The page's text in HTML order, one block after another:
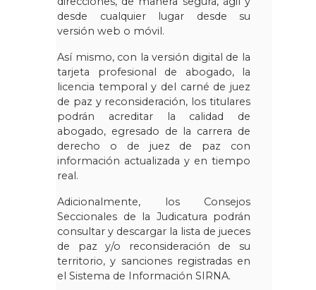
desde cualquier lugar desde su
versión web o móvil.
Así mismo, con la versión digital de la
tarjeta profesional de abogado, la
licencia temporal y del carné de juez
de paz y reconsideración, los titulares
podrán acreditar la calidad de
abogado, egresado de la carrera de
derecho o de juez de paz con
información actualizada y en tiempo
real.
Adicionalmente, los Consejos
Seccionales de la Judicatura podrán
consultar y descargar la lista de jueces
de paz y/o reconsideración de su
territorio, y sanciones registradas en
el Sistema de Información SIRNA.